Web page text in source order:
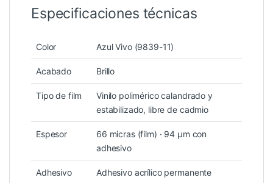
Especificaciones técnicas
Color Azul Vivo (9839-11)
Acabado Brillo
Tipo de film
Vinilo polimérico calandrado y
estabilizado, libre de cadmio
Espesor
66 micras (film) · 94 µm con
adhesivo
Adhesivo
Adhesivo acrílico permanente